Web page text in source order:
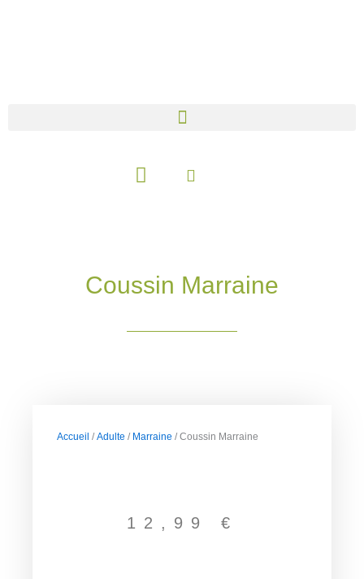
Panier
Coussin Marraine
Accueil /Adulte / Marraine / Coussin Marraine
12,99 €